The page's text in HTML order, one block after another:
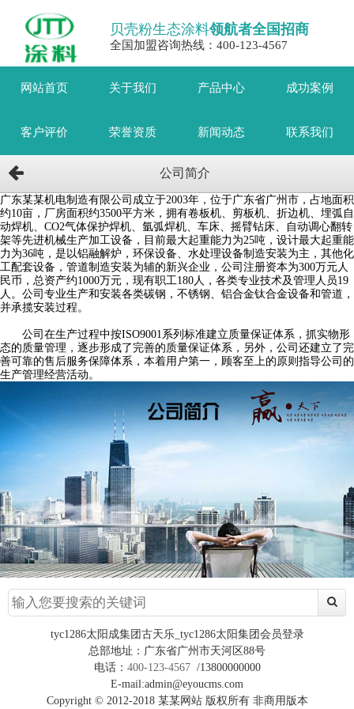
贝壳粉生态涂料领航者全国招商
全国加盟咨询热线：400-123-4567
网站首页 关于我们 产品中心 成功案例
客户评价 荣誉资质 新闻动态 联系我们
公司简介
广东某某机电制造有限公司成立于2003年，位于广东省广州市，占地面积
约10亩，厂房面积约3500平方米，拥有卷板机、剪板机、折边机、埋弧自
动焊机、CO2气体保护焊机、氩弧焊机、车床、摇臂钻床、自动调心翻转
架等先进机械生产加工设备，目前最大起重能力为25吨，设计最大起重能
力为36吨，是以铝融解炉，环保设备、水处理设备制造安装为主，其他化
工配套设备，管道制造安装为辅的新兴企业，公司注册资本为300万元人
民币，总资产约1000万元，现有职工180人，各类专业技术及管理人员19
人。公司专业生产和安装各类碳钢，不锈钢、铝合金钛合金设备和管道，
并承揽安装过程。
公司在生产过程中按ISO9001系列标准建立质量保证体系，抓实物形
态的质量管理，逐步形成了完善的质量保证体系，另外，公司还建立了完
善可靠的售后服务保障体系，本着用户第一，顾客至上的原则指导公司的
生产管理经营活动。
tyc1286太阳成集团古天乐_tyc1286太阳集团会员登录
总部地址：广东省广州市天河区88号
电话： 400-123-4567/13800000000
E-mail:admin@eyoucms.com
Copyright © 2012-2018 某某网站 版权所有 非商用版本